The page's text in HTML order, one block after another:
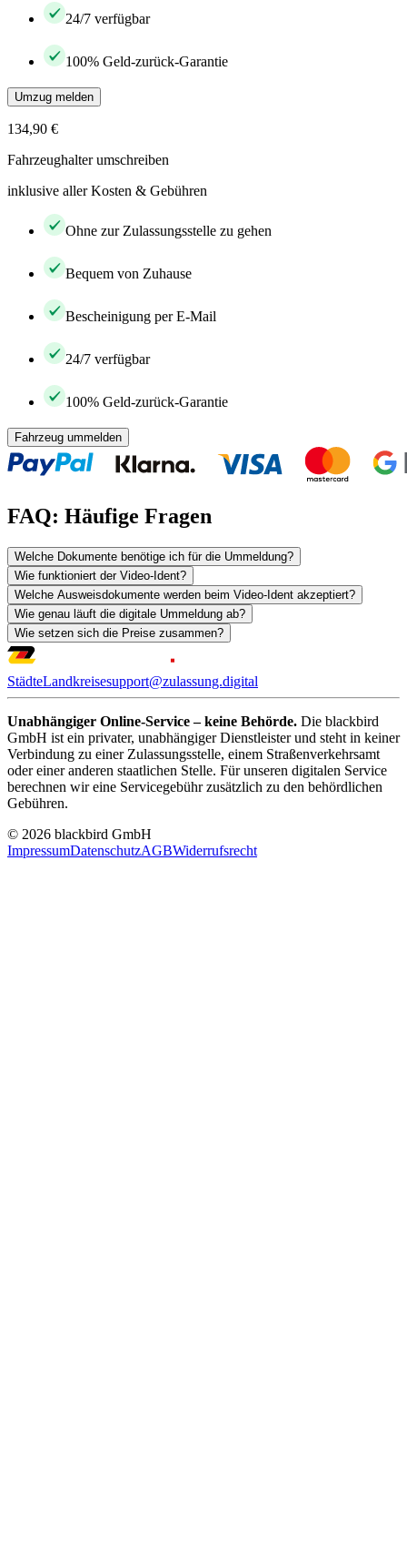
24/7 verfügbar
100% Geld-zurück-Garantie
Umzug melden
134,90 €
Fahrzeughalter umschreiben
inklusive aller Kosten & Gebühren
Ohne zur Zulassungsstelle zu gehen
Bequem von Zuhause
Bescheinigung per E-Mail
24/7 verfügbar
100% Geld-zurück-Garantie
Fahrzeug ummelden
FAQ: Häufige Fragen
Welche Dokumente benötige ich für die Ummeldung?
Wie funktioniert der Video-Ident?
Welche Ausweisdokumente werden beim Video-Ident akzeptiert?
Wie genau läuft die digitale Ummeldung ab?
Wie setzen sich die Preise zusammen?
StädteLandkreisesupport@zulassung.digital
Unabhängiger Online-Service – keine Behörde. Die blackbird
GmbH ist ein privater, unabhängiger Dienstleister und steht in keiner
Verbindung zu einer Zulassungsstelle, einem Straßenverkehrsamt
oder einer anderen staatlichen Stelle. Für unseren digitalen Service
berechnen wir eine Servicegebühr zusätzlich zu den behördlichen
Gebühren.
© 2026 blackbird GmbH
ImpressumDatenschutzAGBWiderrufsrecht